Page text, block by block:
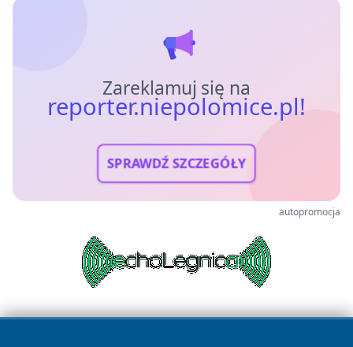
Zareklamuj się na
reporter.niepolomice.pl!
SPRAWDŹ SZCZEGÓŁY
autopromocja